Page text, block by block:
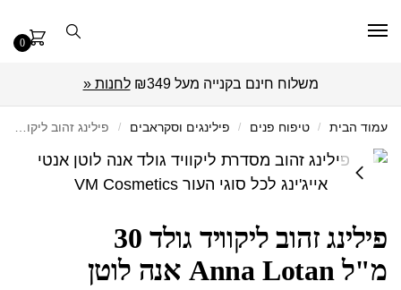
0
משלוח חינם בקנייה מעל ₪349 לחנות «
עמוד הבית / טיפוח פנים / פילינגים וסקראבים / פילינג זהוב ליקוויד גולד 30 מ"ל Anna Lotan אנה לוטן
פילינג זהוב ליקוויד גולד 30
מ"ל Anna Lotan אנה לוטן